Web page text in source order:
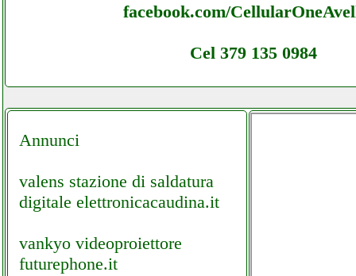
facebook.com/
Cel 379 135 0984
Annunci
valens stazione di saldatura
digitale elettronicacaudina.it
vankyo videoproiettore
futurephone.it